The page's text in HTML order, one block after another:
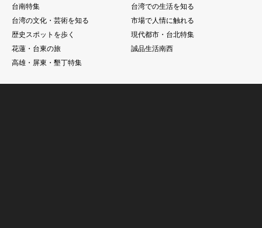
台南特集
台湾での生活を知る
台湾の文化・芸術を知る
市場で人情に触れる
歴史スポットを歩く
現代都市・台北特集
花蓮・台東の旅
誠品生活南西
高雄・屏東・墾丁特集